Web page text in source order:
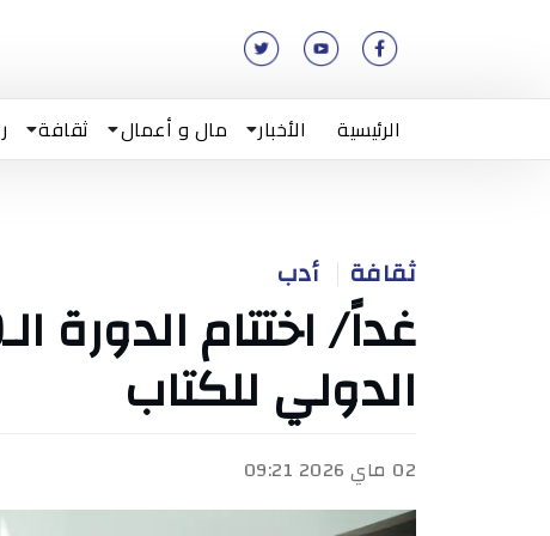
الرئيسية الأخبار مال و أعمال ثقافة
ثقافة أدب
الدولي للكتاب
02 ماي 2026 09:21